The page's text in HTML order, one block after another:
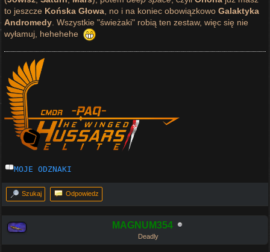
to jeszcze Końska Głowa , no i na koniec obowiązkowoGalaktyka
Andromedy . Wszystkie "świeżaki" robią ten zestaw, więc się nie
wyłamuj, hehehehe
MOJE ODZNAKI
Szukaj Odpowiedz
MAGNUM354
Deadly